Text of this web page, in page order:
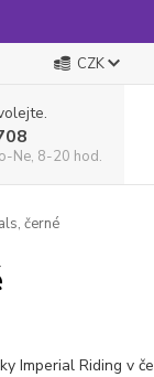
CZK
Ne, 8-20 hod.
černé
Imperial Riding v